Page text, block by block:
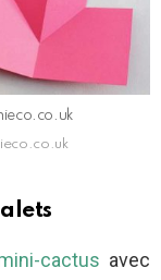
cactus avec